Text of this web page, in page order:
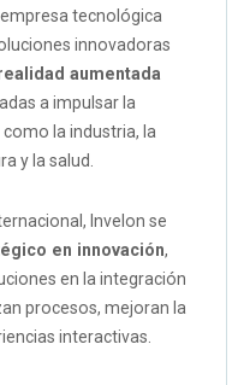
tecnológica
innovadoras
aumentada
a impulsar la
la industria, la
y la salud.
Invelon se
en innovación,
en la integración
procesos, mejoran la
interactivas.